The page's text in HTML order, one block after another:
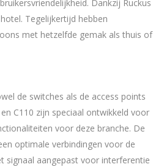
Dankzij Ruckus
Tegelijkertijd hebben
met hetzelfde gemak als thuis of
de switches als de access points
en C110 zijn speciaal ontwikkeld voor
voor deze branche. De
optimale verbindingen voor de
signaal aangepast voor interferentie